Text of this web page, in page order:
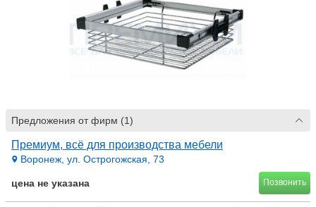
Предложения от фирм (1)
Премиум, всё для производства мебели
Воронеж, ул. Острогожская, 73
цена не указана Позвонить